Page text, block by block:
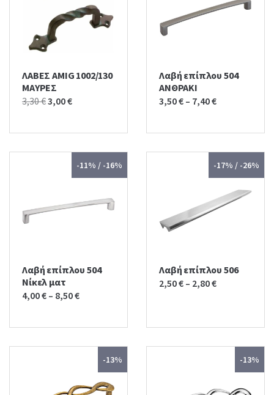
ΛΑΒΕΣ AMIG 1002/130
ΜΑΥΡΕΣ
3,30€Original
was:
3,00€Current
is:
Λαβή επίπλου 504
ΑΝΘΡΑΚΙ
3,50€ – 7,40€
-11% / -16%
Λαβή επίπλου 504
Νίκελ ματ
4,00€ – 8,50€
-17% / -26%
Λαβή επίπλου 506
2,50€ – 2,80€
-13% -13%